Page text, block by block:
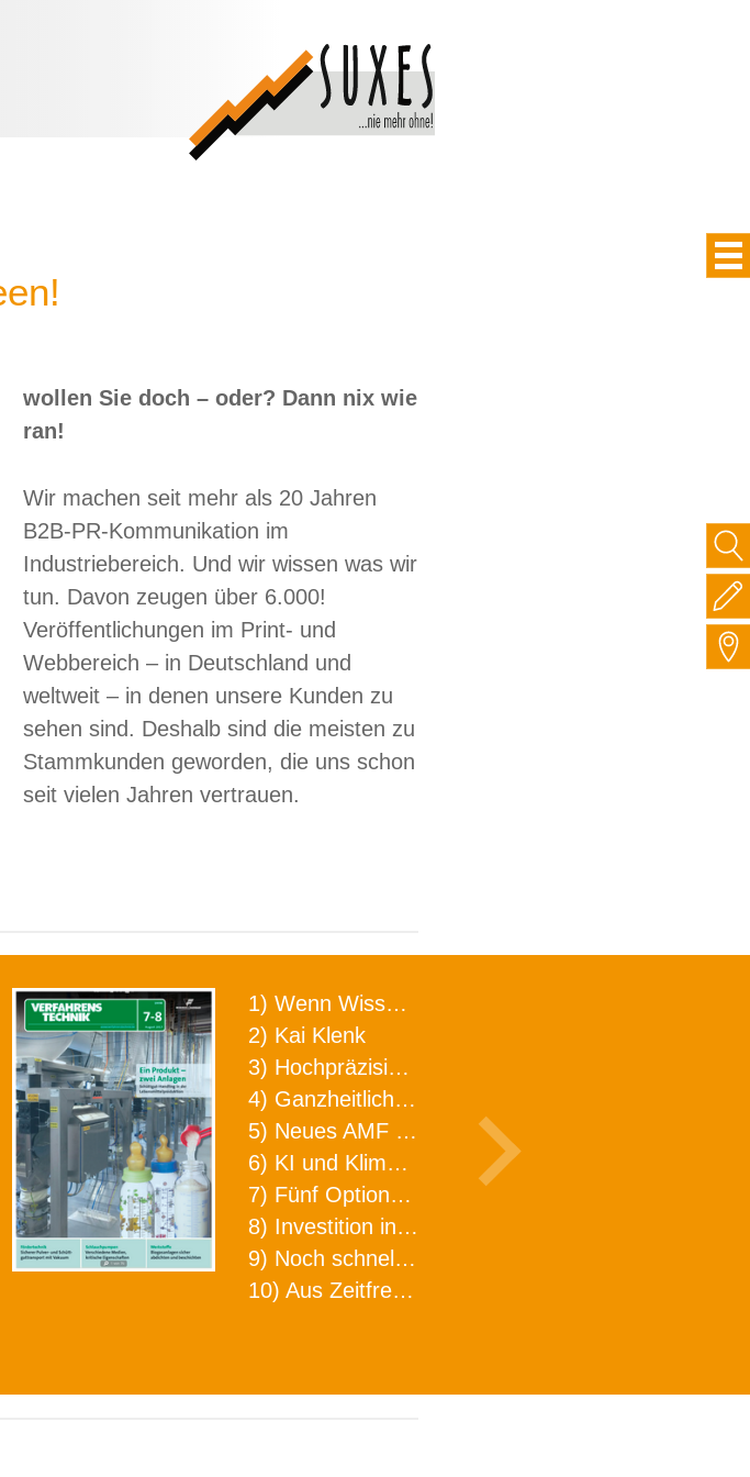
ran!
Wir machen seit mehr als 20 Jahren
B2B-PR-Kommunikation im
Industriebereich. Und wir wissen was wir
tun. Davon zeugen über 6.000!
Veröffentlichungen im Print- und
Webbereich – in Deutschland und
weltweit – in denen unsere Kunden zu
sehen sind. Deshalb sind die meisten zu
Stammkunden geworden, die uns schon
seit vielen Jahren vertrauen.
1) Wenn Wissen geht, kann ARNO WERKZEUGE helfen
2) Kai Klenk
3) Hochpräzision in neuer Dimension
4) Ganzheitlicher Ansatz für mehr Effizienz und Produktivität in der Zerspanung
5) Neues AMF Logistikzentrum feierlich eröffnet
6) KI und Klimaschutz im Schaltanlagenbau
7) Fünf Optionen, wie man Zeitfresser in Effizienz umwandelt
8) Investition in Fellbach mit nachhaltiger Logistik und Lagerfläche
9) Noch schnellere Lieferung
10) Aus Zeitfressern wird Effizienz